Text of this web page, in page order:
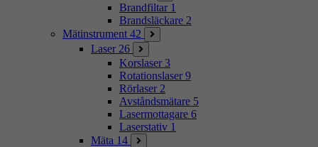
Brandfiltar 1
Brandsläckare 2
Mätinstrument 42
Laser 26
Korslaser 3
Rotationslaser 9
Rörlaser 2
Avståndsmätare 5
Lasermottagare 6
Laserstativ 1
Mäta 14